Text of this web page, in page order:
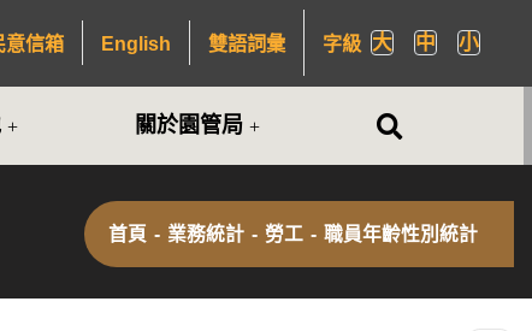
意信箱 English 雙語詞彙 字級 大 中 小
關於園管局
首頁 - 業務統計 - 勞工 - 職員年齡性別統計